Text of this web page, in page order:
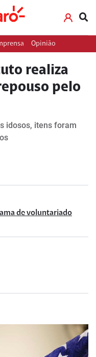
Opinião
realiza
pelo
idosos, itens foram
de voluntariado